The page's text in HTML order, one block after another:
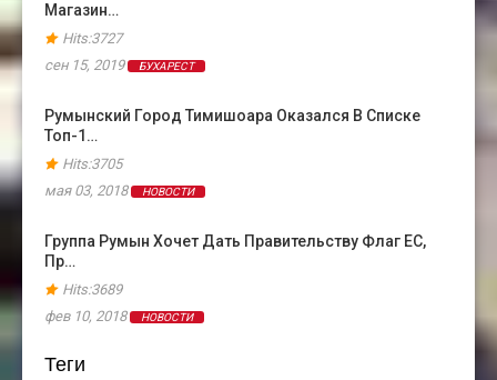
Магазин…
Hits:3727
сен 15, 2019
БУХАРЕСТ
Румынский Город Тимишоара Оказался В Cписке
Топ-1…
Hits:3705
мая 03, 2018
НОВОСТИ
Группа Румын Хочет Дать Правительству Флаг ЕС,
Пр…
Hits:3689
фев 10, 2018
НОВОСТИ
Теги